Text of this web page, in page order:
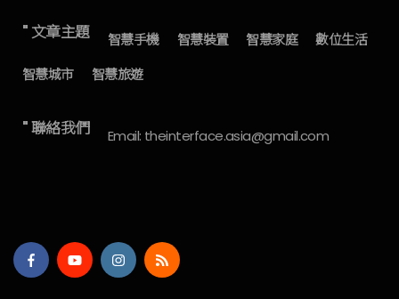
" 文章主題 智慧手機 智慧裝置 智慧家庭
數位生活
智慧城市
智慧旅遊
" 聯絡我們 Email: theinterface.asia@gmail.com